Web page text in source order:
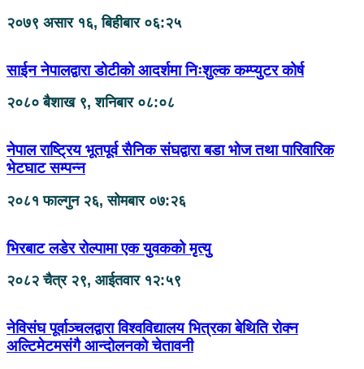
२०७९ असार १६, बिहीबार ०६:२५
साईन नेपालद्वारा डोटीको आदर्शमा निःशुल्क कम्प्युटर कोर्ष
२०८० बैशाख ९, शनिबार ०८:०८
नेपाल राष्ट्रिय भूतपूर्व सैनिक संघद्वारा बडा भोज तथा पारिवारिक
भेटघाट सम्पन्न
२०८१ फाल्गुन २६, सोमबार ०७:२६
भिरबाट लडेर रोल्पामा एक युवकको मृत्यु
२०८२ चैत्र २९, आईतवार १२:५९
नेविसंघ पूर्वाञ्चलद्वारा विश्वविद्यालय भित्रका बेथिति रोक्न
अल्टिमेटमसंगै आन्दोलनको चेतावनी